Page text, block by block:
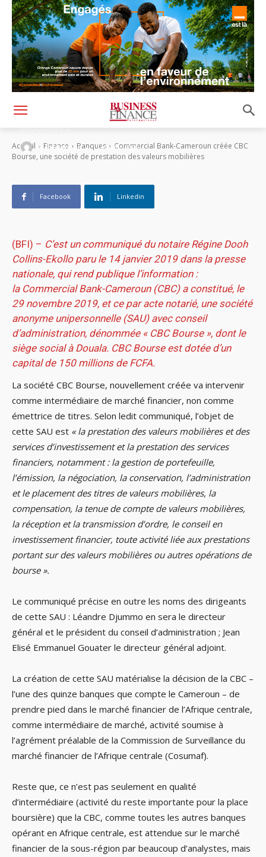
Accueil Finance Banques
Commercial Bank-Cameroun créée CBC
Bourse, une société de prestation des valeurs mobilières
Bourse, une société de prestation des valeurs
mobilières
By Rédaction - 15 janvier 2020
Facebook Linkedin
(BFI) – C’est un communiqué du notaire Régine Dooh
Collins-Ekolloparu le 14 janvier 2019 dans la presse
nationale, qui rend publique l’information :
la Commercial Bank-Cameroun (CBC)a constitué, le
29 novembre 2019, et ce par acte notarié, une société
anonyme unipersonnelle (SAU) avec conseil
d’administration, dénommée« CBC Bourse», dont le
siège social à Douala. CBC Bourse est dotée d’un
capital de 150 millions de FCFA.
La société CBC Bourse, nouvellement créée va intervenir
comme intermédiaire de marché financier, non comme
émettrice de titres. Selon ledit communiqué, l’objet de
cette SAU est « la prestation des valeurs mobilières et des
services d’investissement et la prestation des services
financiers, notamment : la gestion de portefeuille,
l’émission, la négociation, la conservation, l’administration
et le placement des titres de valeurs mobilières, la
compensation, la tenue de compte de valeurs mobilières,
la réception et la transmission d’ordre, le conseil en
investissement financier, toute activité liée aux prestations
portant sur des valeurs mobilières ou autres opérations de
bourse ».
Le communiqué précise en outre les noms des dirigeants
de cette SAU : Léandre Djummo en sera le directeur
général et le président du conseil d’administration ; Jean
Elisé Emmanuel Gouater le directeur général adjoint.
La création de cette SAU matérialise la décision de la CBC –
l’une des quinze banques que compte le Cameroun – de
prendre pied dans le marché financier de l’Afrique centrale,
comme intermédiaire de marché, activité soumise à
l’agrément préalable de la Commission de Surveillance du
marché financier de l’Afrique centrale (Cosumaf).
Reste que, ce n’est pas seulement en qualité
d’intermédiaire (activité du reste importante pour la place
boursière) que la CBC, comme toutes les autres banques
opérant en Afrique centrale, est attendue sur le marché
financier de la sous-région par beaucoup d’analystes, mais